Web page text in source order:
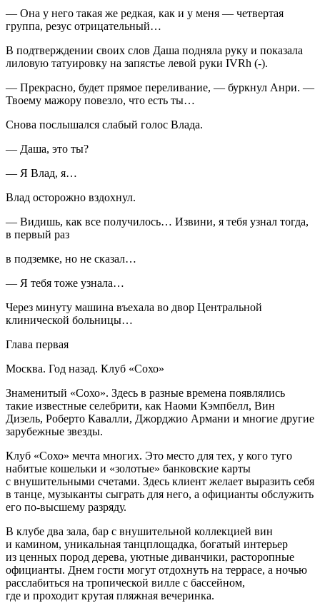
— Она у него такая же редкая, как и у меня — четвертая
группа, резус отрицательный…
В подтверждении своих слов Даша подняла руку и показала
лиловую татуировку на запястье левой руки IVRh (-).
— Прекрасно, будет прямое переливание, — буркнул Анри. —
Твоему мажору повезло, что есть ты…
Снова послышался слабый голос Влада.
— Даша, это ты?
— Я Влад, я…
Влад осторожно вздохнул.
— Видишь, как все получилось… Извини, я тебя узнал тогда,
в первый раз
в подземке, но не сказал…
— Я тебя тоже узнала…
Через минуту машина въехала во двор Центральной
клинической больницы…
Глава первая
Москва. Год назад. Клуб «Сохо»
Знаменитый «Сохо». Здесь в разные времена появлялись
такие известные селебрити, как Наоми Кэмпбелл, Вин
Дизель, Роберто Кавалли, Джорджио Армани и многие другие
зарубежные звезды.
Клуб «Сохо» мечта многих. Это место для тех, у кого туго
набитые кошельки и «золотые» банковские карты
с внушительными счетами. Здесь клиент желает выразить себя
в танце, музыканты сыграть для него, а официанты обслужить
его по-высшему разряду.
В клубе два зала, бар с внушительной коллекцией вин
и камином, уникальная танцплощадка, богатый интерьер
из ценных пород дерева, уютные диванчики, расторопные
официанты. Днем гости могут отдохнуть на террасе, а ночью
расслабиться на тропической вилле с бассейном,
где и проходит крутая пляжная вечеринка.